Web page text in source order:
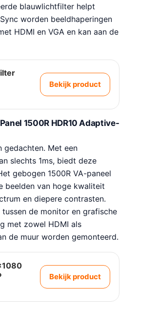
blauwlichtfilter helpt
worden beeldhaperingen
HDMI en VGA en kan aan de
Bekijk product
1500R HDR10 Adaptive-
gedachten. Met een
slechts 1ms, biedt deze
gebogen 1500R VA-paneel
beelden van hoge kwaliteit
en diepere contrasten.
de monitor en grafische
met zowel HDMI als
de muur worden gemonteerd.
Bekijk product